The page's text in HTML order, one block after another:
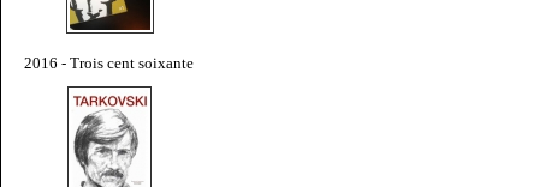
2016 - Trois cent soixante